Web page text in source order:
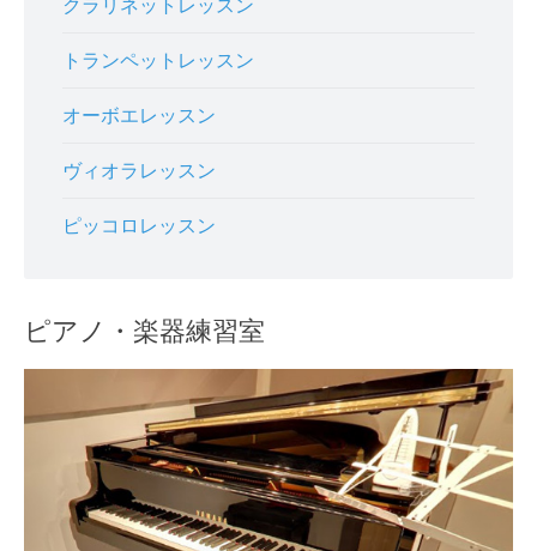
トランペットレッスン
オーボエレッスン
ヴィオラレッスン
ピッコロレッスン
ピアノ・楽器練習室